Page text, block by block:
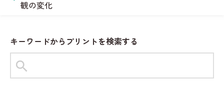
学習
すうじ
5年生
お問い合わせ
サンタからのお手紙メーカー
観の変化
キーワードからプリントを検索する